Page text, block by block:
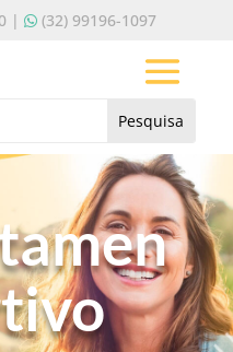
| (32) 99196-1097